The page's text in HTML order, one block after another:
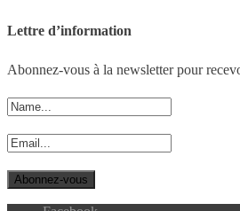
Lettre d’information
Abonnez-vous à la newsletter pour